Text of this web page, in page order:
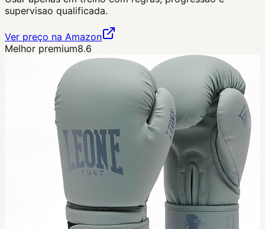
supervisao qualificada.
Ver preço na Amazon
Melhor premium8.6